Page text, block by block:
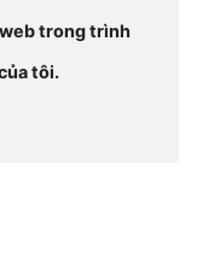
trong trình
tôi.